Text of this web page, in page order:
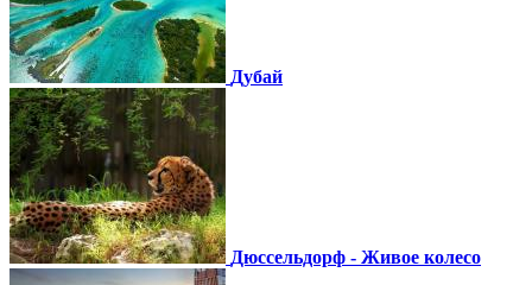
Дубай
Дюссельдорф - Живое колесо